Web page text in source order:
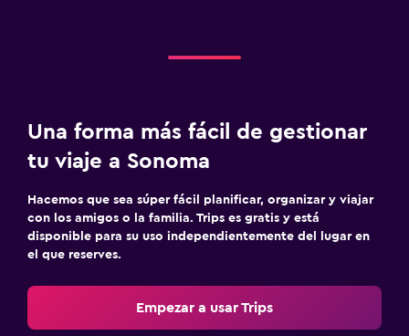
Una forma más fácil de gestionar
tu viaje a Sonoma
Hacemos que sea súper fácil planificar, organizar y viajar
con los amigos o la familia. Trips es gratis y está
disponible para su uso independientemente del lugar en
el que reserves.
Empezar a usar Trips